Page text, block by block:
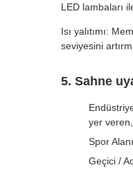
LED lambaları
Isı yalıtımı:
seviyesini
5. Sahne
yer
Spor
Geçici /